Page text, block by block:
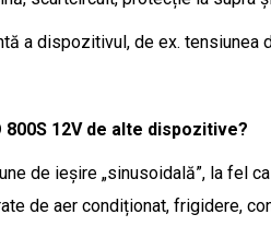
a dispozitivul, de ex.
12V de alte dispozitive?
de ieșire „sinusoidală”, la
de aer condiționat, frigidere,